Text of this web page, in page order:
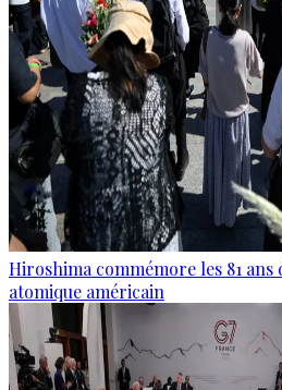
Hiroshima commémore les 81
atomique américain